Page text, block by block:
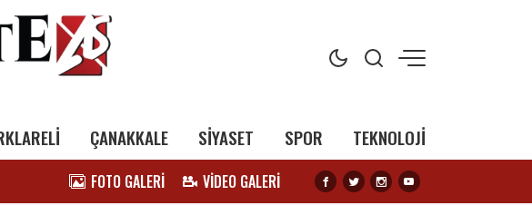
ÇANAKKALE SİYASET SPOR TEKNOLOJİ
FOTO GALERİ VİDEO GALERİ